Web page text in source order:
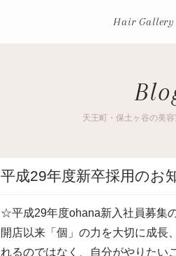
Hair Gallery
天王町・保土ヶ谷の美容
平成29年度新卒採用のお
☆平成29年度ohana新入社員募集
開店以来「個」の力を大切に成長
れるのではなく、自分がやりたい